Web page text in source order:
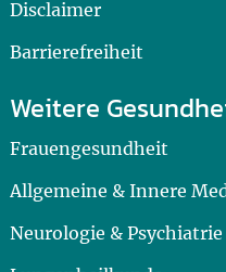
Disclaimer
Barrierefreiheit
Weitere
Frauengesundheit
Allgemeine & Innere
Neurologie & Psychiatrie